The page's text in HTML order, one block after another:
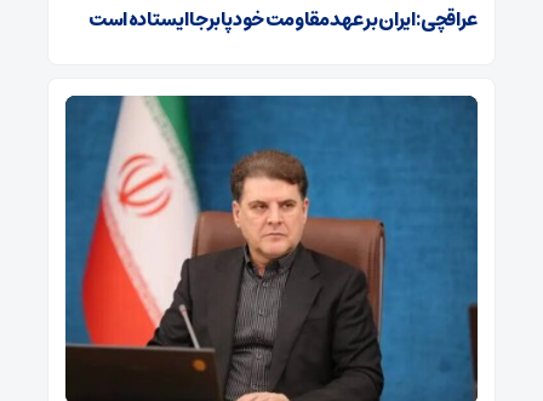
عراقچی: ایران بر عهد مقاومت خود پابرجا ایستاده است